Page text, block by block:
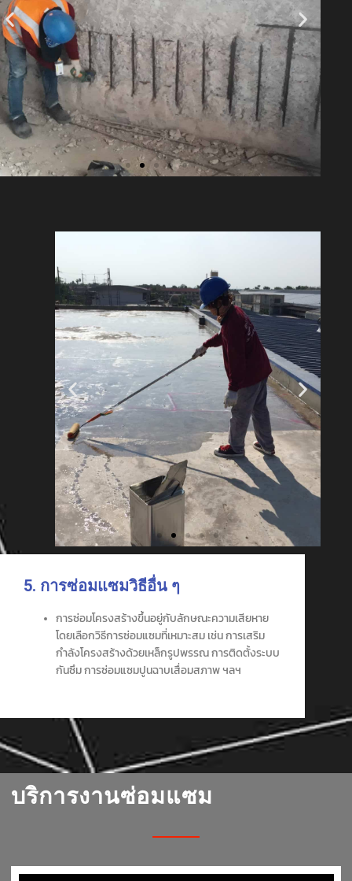
5. การซ่อมแซมวิธีอื่น ๆ
การซ่อมโครงสร้างขึ้นอยู่กับลักษณะความเสียหาย
โดยเลือกวิธีการซ่อมแซมที่เหมาะสม เช่น การเสริม
กำลังโครงสร้างด้วยเหล็กรูปพรรณ การติดตั้งระบบ
กันซึม การซ่อมแซมปูนฉาบเสื่อมสภาพ ฯลฯ
บริการงานซ่อมแซม